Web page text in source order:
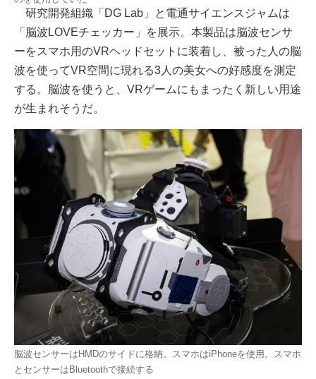
研究開発組織「DG Lab」と電通サイエンスジャムは
「脳波LOVEチェッカー」を展示。本製品は脳波センサ
ーをスマホ用のVRヘッドセットに装着し、被った人の脳
波を使ってVR空間に現れる3人の美女への好感度を測定
する。脳波を使うと、VRゲームにもまったく新しい用途
が生まれそうだ。
脳波センサーはHMDのサイドに格納。スマホはiPhoneを使用。スマホ
とセンサーはBluetoothで接続する